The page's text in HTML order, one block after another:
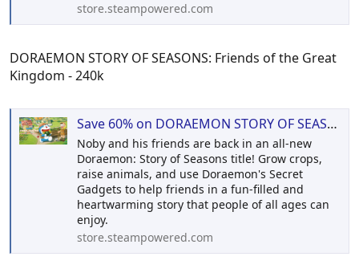
store.steampowered.com
DORAEMON STORY OF SEASONS: Friends of the Great
Kingdom - 240k
Save 60% on DORAEMON STORY OF SEASONS: Friends of the Great Kingdom on Steam
Noby and his friends are back in an all-new
Doraemon: Story of Seasons title! Grow crops,
raise animals, and use Doraemon's Secret
Gadgets to help friends in a fun-filled and
heartwarming story that people of all ages can
enjoy.
store.steampowered.com